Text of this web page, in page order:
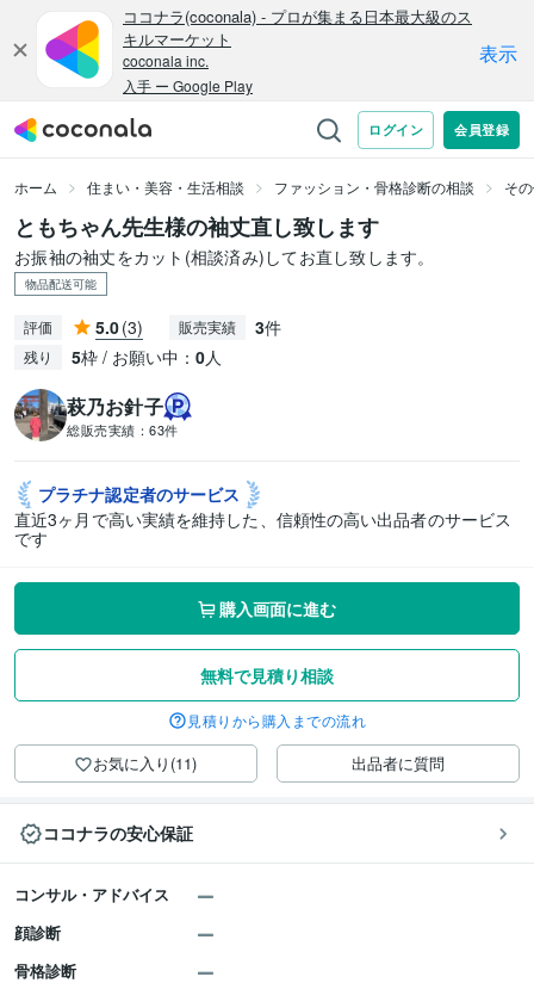
ホーム 住まい・美容・生活相談 ファッション・骨格診断の相談 そ
ともちゃん先生様の袖丈直し致します
お振袖の袖丈をカット(相談済み)してお直し致します。
物品配送可能
評価 5.0(3) 販売実績 3件
残り 5枠 / お願い中： 0人
萩乃お針子
総販売実績： 63件
プラチナ認定者のサービス
直近3ヶ月で高い実績を維持した、信頼性の高い出品者のサービス
です
購入画面に進む
無料で見積り相談
見積りから購入までの流れ
お気に入り(11) 出品者に質問
ココナラの安心保証
コンサル・アドバイス
顔診断
骨格診断